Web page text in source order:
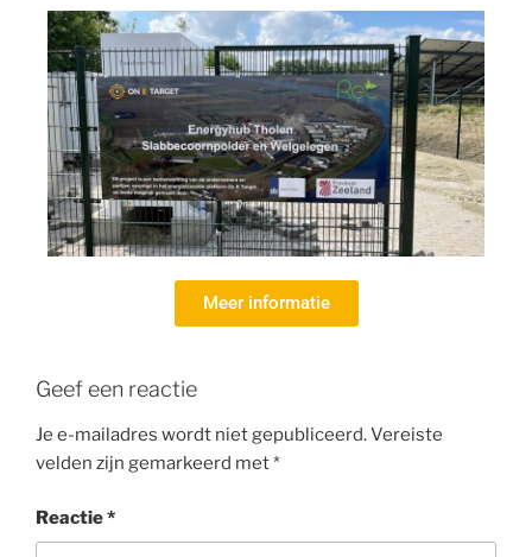
Meer informatie
Geef een reactie
Je e-mailadres wordt niet gepubliceerd.Vereiste
velden zijn gemarkeerd met*
Reactie*